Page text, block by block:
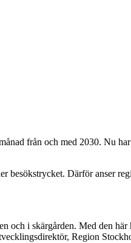
från och med 2030. Nu
besökstrycket. Därför anser
och i skärgården. Med den
Region